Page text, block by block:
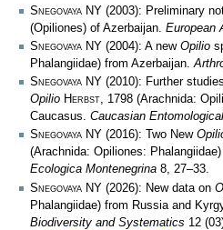
Snegovaya NY (2003): Preliminary
(Opiliones) of Azerbaijan. European
Snegovaya NY (2004): A new Opilio
Phalangiidae) from Azerbaijan.
Snegovaya NY (2010): Further
Opilio Herbst, 1798 (Arachnida:
Caucasus. Caucasian
Snegovaya NY (2016): Two New
(Arachnida: Opiliones:
Ecologica Montenegrina 8, 27–33.
Snegovaya NY (2026): New data on
Phalangiidae) from Russia and
Biodiversity and Systematics 12